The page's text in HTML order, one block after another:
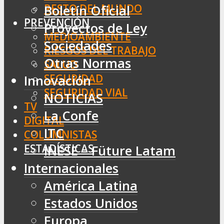
RESTO DEL MUNDO
PREVENCIÓN
MEDIOAMBIENTE
RIESGOS DEL TRABAJO
SALUD
SEGURIDAD
SEGURIDAD VIAL
TV
DIGITAL
COLUMNISTAS
ESTADÍSTICAS
Boletín Oficial
Proyectos de Ley
Sociedades
Otras Normas
Innovación
NOTICIAS
La Confe
ITC
INESE – Füture Latam
Internacionales
América Latina
Estados Unidos